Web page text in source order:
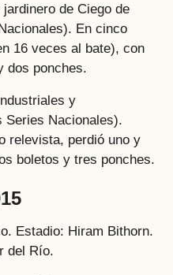
de Ciego de
En cinco
16 veces al bate), con
dos ponches.
y
Series Nacionales).
relevista, perdió uno y
boletos y tres ponches.
Estadio: Hiram Bithorn.
del Río.